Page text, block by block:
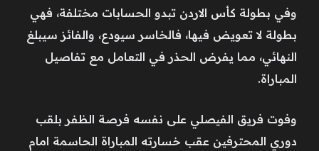
وفي بطولة كأس الاردن تبدو الحسابات مختلفة، فهي
بطولة لا تعويض فيها، فالخاسر سيودع، والفائز سيبلغ
النهائي، مما يفرض الحذر في التعامل مع تفاصيل
المباراة.
وفوت فريق الفيصلي على نفسه فرصة الظفر بلقب
دوري المحترفين عقب خسارته المباراة الحاسمة امام